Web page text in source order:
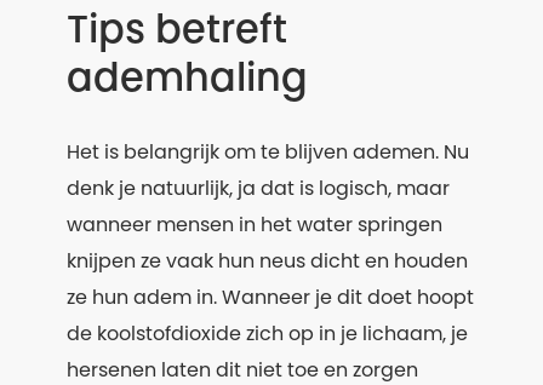
Tips betreft
ademhaling
Het is belangrijk om te blijven ademen. Nu
denk je natuurlijk, ja dat is logisch, maar
wanneer mensen in het water springen
knijpen ze vaak hun neus dicht en houden
ze hun adem in. Wanneer je dit doet hoopt
de koolstofdioxide zich op in je lichaam, je
hersenen laten dit niet toe en zorgen